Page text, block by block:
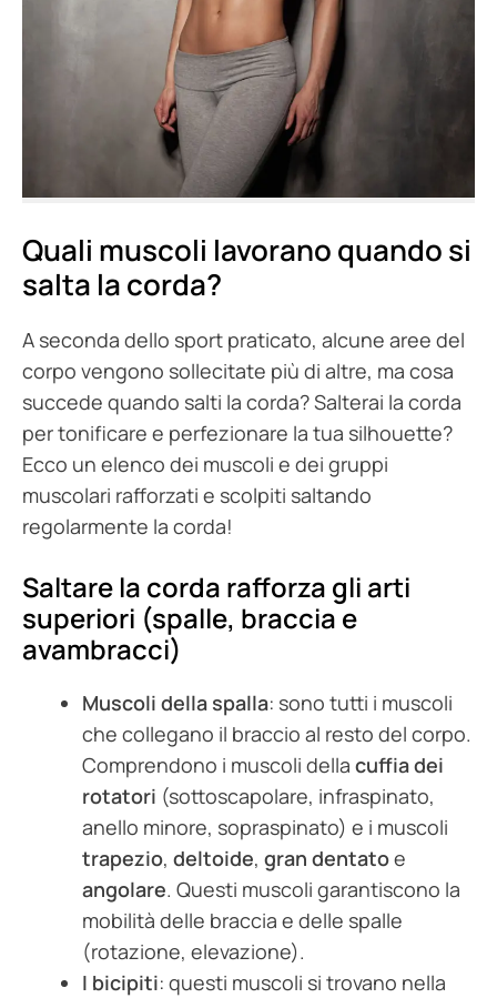
Quali muscoli lavorano quando si
salta la corda?
A seconda dello sport praticato, alcune aree del
corpo vengono sollecitate più di altre, ma cosa
succede quando salti la corda? Salterai la corda
per tonificare e perfezionare la tua silhouette?
Ecco un elenco dei muscoli e dei gruppi
muscolari rafforzati e scolpiti saltando
regolarmente la corda!
Saltare la corda rafforza gli arti
superiori (spalle, braccia e
avambracci)
Muscoli della spalla: sono tutti i muscoli
che collegano il braccio al resto del corpo.
Comprendono i muscoli della cuffia dei
rotatori (sottoscapolare, infraspinato,
anello minore, sopraspinato) e i muscoli
trapezio, deltoide, gran dentatoe
angolare. Questi muscoli garantiscono la
mobilità delle braccia e delle spalle
(rotazione, elevazione).
I bicipiti: questi muscoli si trovano nella